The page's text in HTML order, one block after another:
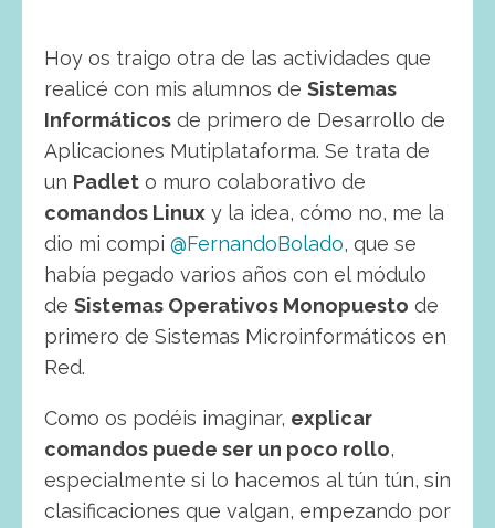
Hoy os traigo otra de las actividades que
realicé con mis alumnos de Sistemas
Informáticos de primero de Desarrollo de
Aplicaciones Mutiplataforma. Se trata de
un Padlet o muro colaborativo de
comandos Linux y la idea, cómo no, me la
dio mi compi @FernandoBolado, que se
había pegado varios años con el módulo
de Sistemas Operativos Monopuesto de
primero de Sistemas Microinformáticos en
Red.
Como os podéis imaginar, explicar
comandos puede ser un poco rollo,
especialmente si lo hacemos al tún tún, sin
clasificaciones que valgan, empezando por